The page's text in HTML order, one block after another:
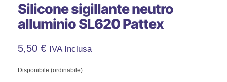
Silicone sigillante neutro
alluminio SL620 Pattex
5,50 € IVA Inclusa
Disponibile (ordinabile)